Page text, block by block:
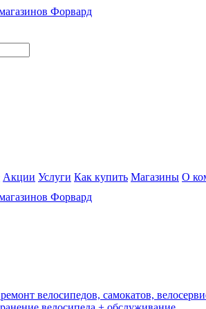
Акции Услуги Как купить Магазины О
велосипедов, самокатов,